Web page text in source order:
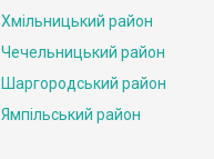
Хмільницький район
Чечельницький район
Шаргородський район
Ямпільський район